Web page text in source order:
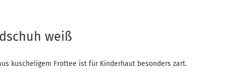
weiß
kuscheligem Frottee ist für Kinderhaut besonders zart.